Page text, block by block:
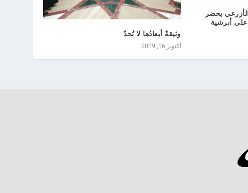
يحضر
على أبرشية
وثيقةٌ أبعادُها لا تُحدّ
أكتوبر 16, 2019